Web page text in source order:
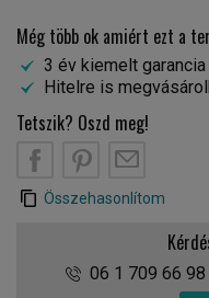
Még több ok amiért ezt a
3 év kiemelt garancia
Hitelre is
Tetszik? Oszd meg!
Összehasonlítom
06 1 709 66 98